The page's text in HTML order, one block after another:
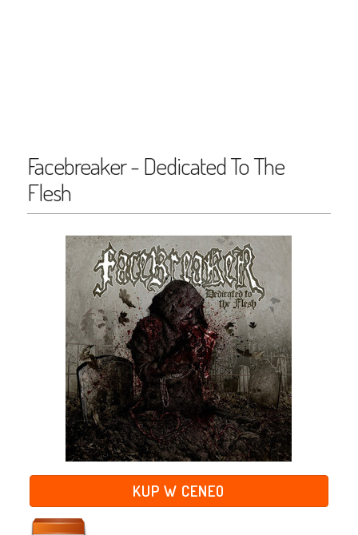
Facebreaker - Dedicated To The
Flesh
KUP W CENEO